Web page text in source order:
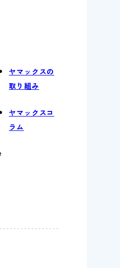
ヤマックスの
取り組み
ヤマックスコ
ラム